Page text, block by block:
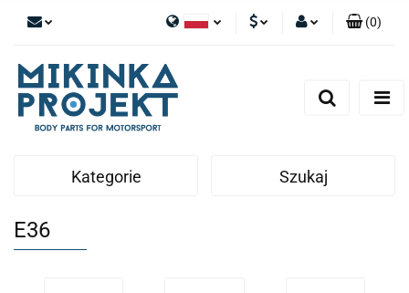
Polski
English
(0)
Kategorie Szukaj
E36